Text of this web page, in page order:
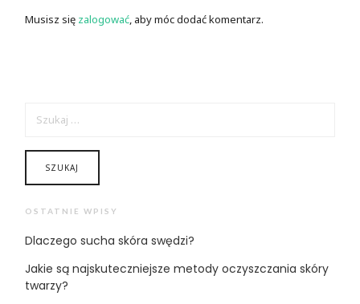
Musisz się zalogować, aby móc dodać komentarz.
OSTATNIE WPISY
Dlaczego sucha skóra swędzi?
Jakie są najskuteczniejsze metody oczyszczania skóry
twarzy?